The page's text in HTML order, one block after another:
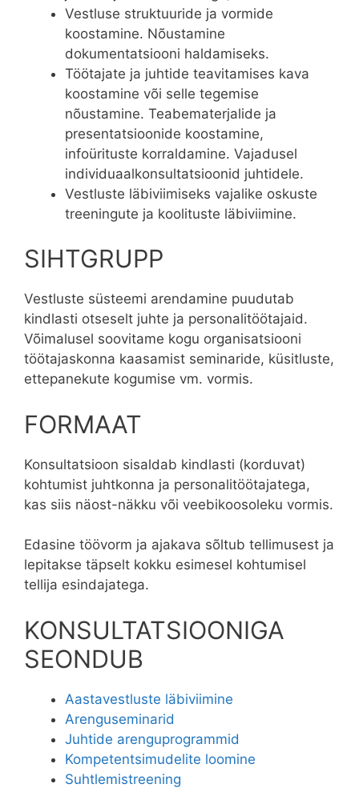
Vestluse struktuuride ja vormide
koostamine. Nõustamine
dokumentatsiooni haldamiseks.
Töötajate ja juhtide teavitamises kava
koostamine või selle tegemise
nõustamine. Teabematerjalide ja
presentatsioonide koostamine,
infoürituste korraldamine. Vajadusel
individuaalkonsultatsioonid juhtidele.
Vestluste läbiviimiseks vajalike oskuste
treeningute ja koolituste läbiviimine.
SIHTGRUPP
Vestluste süsteemi arendamine puudutab
kindlasti otseselt juhte ja personalitöötajaid.
Võimalusel soovitame kogu organisatsiooni
töötajaskonna kaasamist seminaride, küsitluste,
ettepanekute kogumise vm. vormis.
FORMAAT
Konsultatsioon sisaldab kindlasti (korduvat)
kohtumist juhtkonna ja personalitöötajatega,
kas siis näost-näkku või veebikoosoleku vormis.
Edasine töövorm ja ajakava sõltub tellimusest ja
lepitakse täpselt kokku esimesel kohtumisel
tellija esindajatega.
KONSULTATSIOONIGA
SEONDUB
Aastavestluste läbiviimine
Arenguseminarid
Juhtide arenguprogrammid
Kompetentsimudelite loomine
Suhtlemistreening